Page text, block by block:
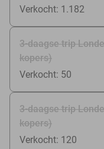
Verkocht: 1.182
3-daagse trip
kopers)
Verkocht: 50
3-daagse trip
kopers)
Verkocht: 120